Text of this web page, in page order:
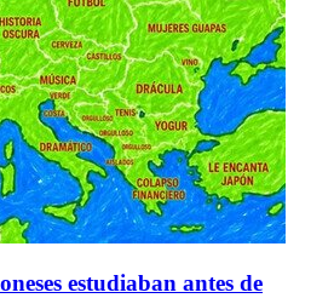
estudiaban antes de